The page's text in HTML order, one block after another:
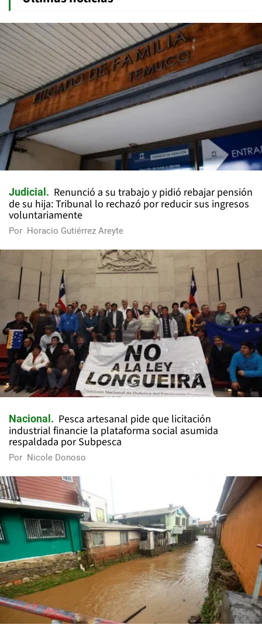
Judicial
Renunció a su trabajo y pidió rebajar pensión
de su hija: Tribunal lo rechazó por reducir sus ingresos
voluntariamente
Por Horacio Gutiérrez Areyte
Nacional
Pesca artesanal pide que licitación
industrial financie la plataforma social asumida
respaldada por Subpesca
Por Nicole Donoso